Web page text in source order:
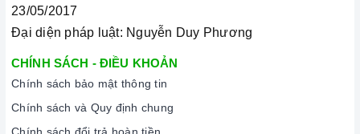
giây cho đến khi có tín hiệu thông báo.
Lưu ý vệ sinh và bảo quản bếp
Luôn dùng khăn mềm và khô để vệ sinh mặt bếp, chú ý lau
thật nhẹ để tránh làm trầy xước mặt bếp.
Đối với các vết bẩn cứng đầu, có thể dùng giấy ướt hoặc chất
23/05/2017
Đại diện pháp luật: Nguyễn Duy Phương
CHÍNH SÁCH - ĐIỀU KHOẢN
Chính sách bảo mật thông tin
Chính sách và Quy định chung